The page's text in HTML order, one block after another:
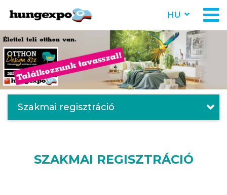
HU
Szakmai regisztráció
SZAKMAI REGISZTRÁCIÓ